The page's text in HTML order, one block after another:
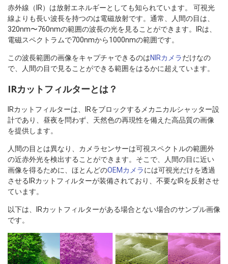
赤外線（IR）は放射エネルギーとしても知られています。 可視光
線よりも長い波長を持つのは電磁放射です。通常、人間の目は、
320nm〜760nmの範囲の波長の光を見ることができます。IRは、
電磁スペクトラムで700nmから1000nmの範囲です。
この波長範囲の画像をキャプチャできるのはNIRカメラだけなの
で、人間の目で見ることができる範囲をはるかに超えています。
IRカットフィルターとは？
IRカットフィルターは、IRをブロックするメカニカルシャッター設
計であり、昼夜を問わず、天然色の再現性を備えた高品質の画像
を提供します。
人間の目とは異なり、カメラセンサーは可視スペクトルの範囲外
の近赤外光を検出することができます。そこで、人間の目に近い
画像を得るために、ほとんどのOEMカメラには可視光だけを透過
させるIRカットフィルターが装備されており、不要なIRを反射させ
ています。
以下は、IRカットフィルターがある場合とない場合のサンプル画像
です。